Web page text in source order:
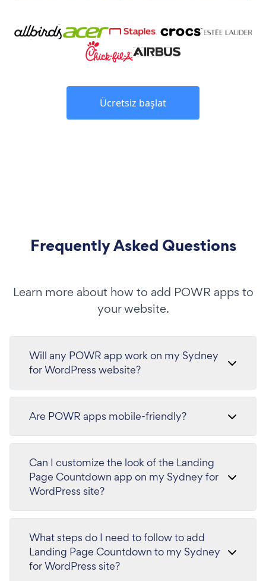
Ücretsiz başlat
Frequently Asked Questions
Learn more about how to add POWR apps to
your website.
Will any POWR app work on my Sydney
for WordPress website?
Are POWR apps mobile-friendly?
Can I customize the look of the Landing
Page Countdown app on my Sydney for
WordPress site?
What steps do I need to follow to add
Landing Page Countdown to my Sydney
for WordPress site?